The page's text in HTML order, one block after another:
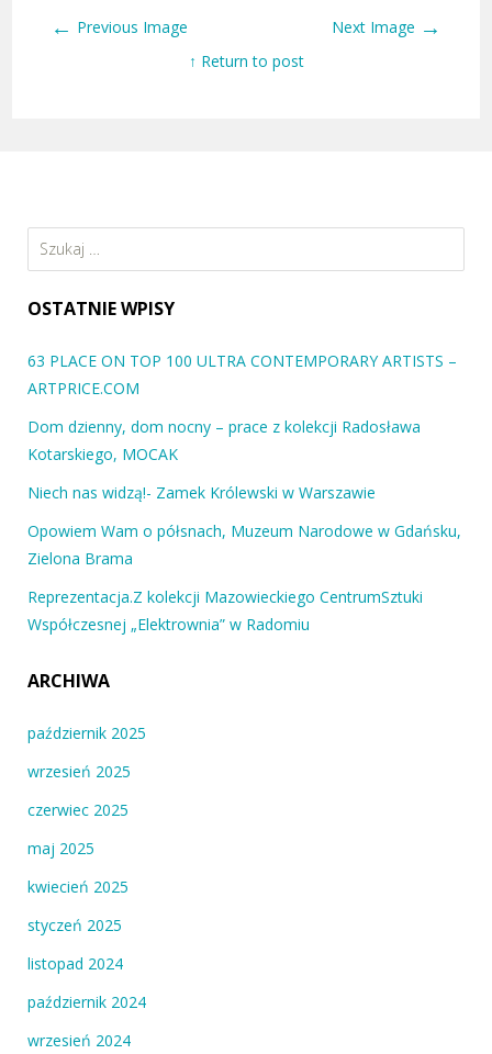
← Previous Image Next Image →
↑ Return to post
Szukaj:
OSTATNIE WPISY
63 PLACE ON TOP 100 ULTRA CONTEMPORARY ARTISTS –
ARTPRICE.COM
Dom dzienny, dom nocny – prace z kolekcji Radosława
Kotarskiego, MOCAK
Niech nas widzą!- Zamek Królewski w Warszawie
Opowiem Wam o półsnach, Muzeum Narodowe w Gdańsku,
Zielona Brama
Reprezentacja.Z kolekcji Mazowieckiego CentrumSztuki
Współczesnej „Elektrownia” w Radomiu
ARCHIWA
październik 2025
wrzesień 2025
czerwiec 2025
maj 2025
kwiecień 2025
styczeń 2025
listopad 2024
październik 2024
wrzesień 2024